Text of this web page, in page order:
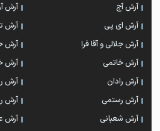
آرش آج
آرش
آرش ای پی
آرش
آرش جلالی و آقا فرا
آرش
آرش خاتمی
آرش
آرش رادان
آرش
آرش رستمی
آرش
آرش شعبانی
آرش